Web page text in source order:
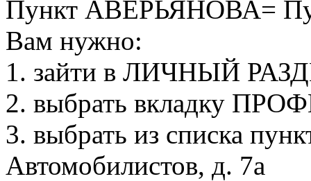
Пункт АВЕРЬЯНОВА=
Вам нужно:
1. зайти в ЛИЧНЫЙ
2. выбрать вкладку
3. выбрать из списка
Автомобилистов, д. 7а